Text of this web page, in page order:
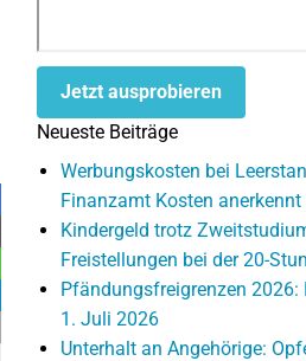
Jetzt ausprobieren
Neueste Beiträge
Werbungskosten bei
Finanzamt Kosten anerkennt
Kindergeld trotz
Freistellungen bei der 20-
Pfändungsfreigrenzen 2026:
1. Juli 2026
Unterhalt an Angehörige: